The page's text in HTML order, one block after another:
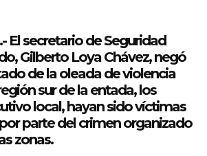
El secretario de Seguridad
Gilberto Loya Chávez, negó
de la oleada de violencia
sur de la entada, los
local, hayan sido víctimas
parte del crimen organizado
zonas.